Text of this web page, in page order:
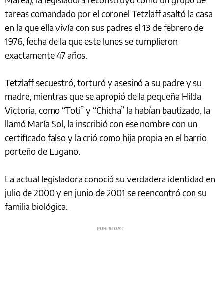
tareas comandado por el coronel Tetzlaff asaltó la casa
en la que ella vivía con sus padres el 13 de febrero de
1976, fecha de la que este lunes se cumplieron
exactamente 47 años.
Tetzlaff secuestró, torturó y asesinó a su padre y su
madre, mientras que se apropió de la pequeña Hilda
Victoria, como “Toti” y “Chicha” la habían bautizado, la
llamó María Sol, la inscribió con ese nombre con un
certificado falso y la crió como hija propia en el barrio
porteño de Lugano.
La actual legisladora conoció su verdadera identidad en
julio de 2000 y en junio de 2001 se reencontró con su
familia biológica.​